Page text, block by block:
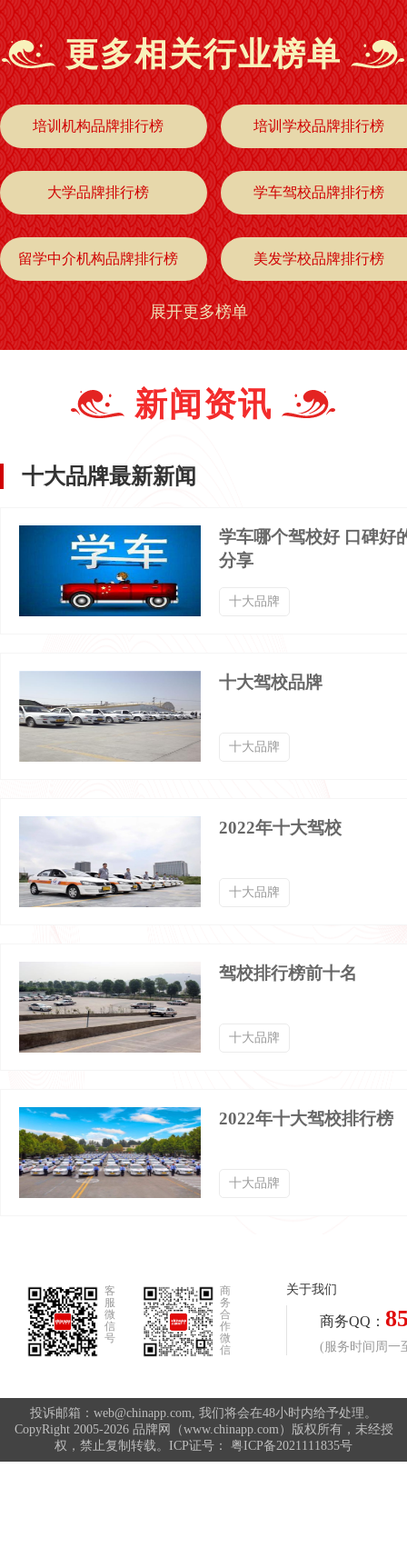
更多相关行业榜单
培训机构品牌排行榜 培训学校品牌排行榜
大学品牌排行榜 学车驾校品牌排行榜
留学中介机构品牌排行榜 美发学校品牌排行榜
职校技校品牌排行榜 艺术学院品牌排行榜
餐饮培训品牌排行榜 IT培训品牌排行榜
学习辅导品牌排行榜 英语培训品牌排行榜
艺术培训品牌排行榜
世界大学品牌排行榜
展开更多榜单
新闻资讯
十大品牌最新新闻
学车哪个驾校好 口碑好
分享
十大品牌
十大驾校品牌
十大品牌
2022年十大驾校
十大品牌
驾校排行榜前十名
十大品牌
2022年十大驾校排行榜
十大品牌
客
服
微
信
号
商
务
合
作
微
信
关于我们
商务QQ：
(服务时间周一
投诉邮箱：web@chinapp.com, 我们将会在48小时内给予处理。
CopyRight 2005-2026 品牌网（www.chinapp.com）版权所有，未经授
权，禁止复制转载。ICP证号： 粤ICP备2021111835号